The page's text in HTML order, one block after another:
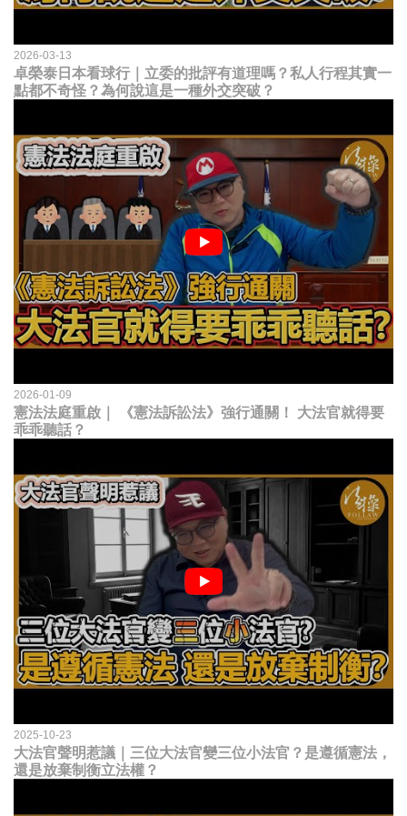
2026-03-13
卓榮泰日本看球行｜立委的批評有道理嗎？私人行程其實一
點都不奇怪？為何說這是一種外交突破？
2026-01-09
憲法法庭重啟｜ 《憲法訴訟法》強行通關！ 大法官就得要
乖乖聽話？
2025-10-23
大法官聲明惹議｜三位大法官變三位小法官？是遵循憲法，
還是放棄制衡立法權？